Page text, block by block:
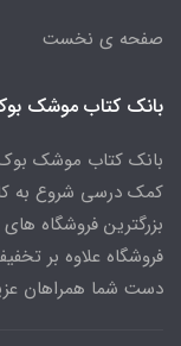
صفحه ی نخست
بانک کتاب موشک
بانک کتاب موشک بوک
کمک درسی شروع به
بزرگترین فروشگاه
فروشگاه علاوه بر
دست شما همراهان